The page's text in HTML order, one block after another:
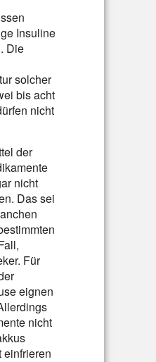
Insuline
Die
solcher
bis acht
nicht
der
nicht
Das sei
Für
eignen
nicht
einfrieren